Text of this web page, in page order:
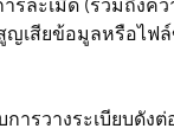
ละเมิด (รวมถึงค
เสียข้อมูลหรือไฟ
ารวางระเบียบดั